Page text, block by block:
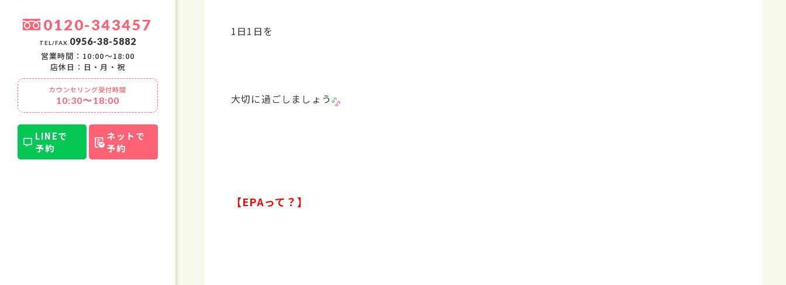
0120-343457
TEL/FAX.0956-38-5882
営業時間：10:00〜18:00
店休日：日・月・祝
カウンセリング受付時間
10:30〜18:00
LINEで
予約
ネットで
予約
1日1日を
大切に過ごしましょう
【EPAって？】